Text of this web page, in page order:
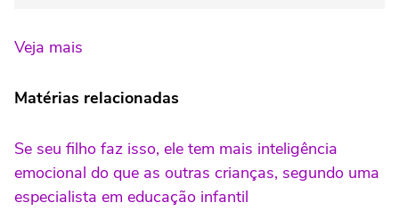
Veja mais
Matérias relacionadas
Se seu filho faz isso, ele tem mais inteligência
emocional do que as outras crianças, segundo uma
especialista em educação infantil